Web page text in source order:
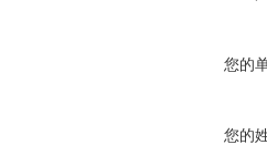
您的
您的